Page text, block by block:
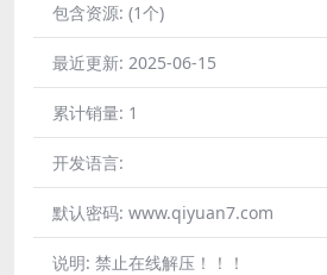
包含资源: (1个)
最近更新: 2025-06-15
累计销量: 1
开发语言:
默认密码: www.qiyuan7.com
说明: 禁止在线解压！！！